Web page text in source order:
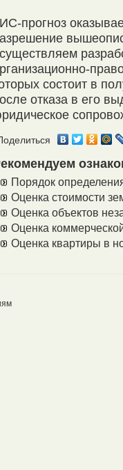
прогноз
состоит в
отказа в его
Порядок
Оценка стоимости
Оценка объектов
Оценка
Оценка квартиры в